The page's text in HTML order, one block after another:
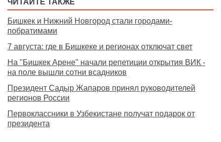
ЧИТАЙТЕ ТАКЖЕ
Бишкек и Нижний Новгород стали городами-
побратимами
7 августа: где в Бишкеке и регионах отключат свет
На "Бишкек Арене" начали репетиции открытия ВИК -
на поле вышли сотни всадников
Президент Садыр Жапаров принял руководителей
регионов России
Первоклассники в Узбекистане получат подарок от
президента